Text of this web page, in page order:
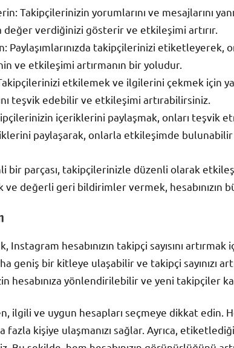
Takipçilerinizin yorumlarını ve mesajlarını
verdiğinizi gösterir ve etkileşimi artırır.
Paylaşımlarınızda takipçilerinizi etiketleyerek,
ve etkileşimi artırmanın bir yoludur.
etkilemek ve ilgilerini çekmek için
teşvik edebilir ve etkileşimi artırabilirsiniz.
içeriklerini paylaşmak, onları teşvik
paylaşarak, onlarla etkileşimde bulunabilir
bir parçası, takipçilerinizle düzenli olarak
değerli geri bildirimler vermek, hesabınızın
Instagram hesabınızın takipçi sayısını
geniş bir kitleye ulaşabilir ve takipçi sayınızı
hesabınıza yönlendirilebilir ve yeni takipçiler
ilgili ve uygun hesapları seçmeye dikkat edin.
fazla kişiye ulaşmanızı sağlar. Ayrıca,